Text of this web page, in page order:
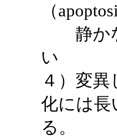
（
静かな
い
４）変
化には長
る。